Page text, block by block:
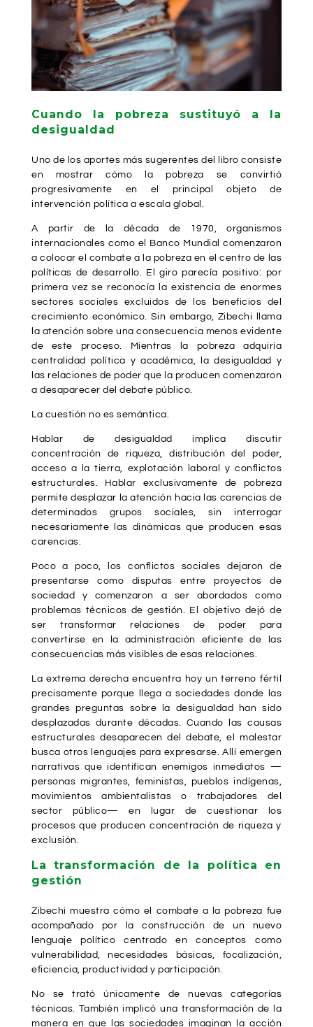
Cuando la pobreza sustituyó a la
desigualdad
Uno de los aportes más sugerentes del libro consiste
en mostrar cómo la pobreza se convirtió
progresivamente en el principal objeto de
intervención política a escala global.
A partir de la década de 1970, organismos
internacionales como el Banco Mundial comenzaron
a colocar el combate a la pobreza en el centro de las
políticas de desarrollo. El giro parecía positivo: por
primera vez se reconocía la existencia de enormes
sectores sociales excluidos de los beneficios del
crecimiento económico. Sin embargo, Zibechi llama
la atención sobre una consecuencia menos evidente
de este proceso. Mientras la pobreza adquiría
centralidad política y académica, la desigualdad y
las relaciones de poder que la producen comenzaron
a desaparecer del debate público.
La cuestión no es semántica.
Hablar de desigualdad implica discutir
concentración de riqueza, distribución del poder,
acceso a la tierra, explotación laboral y conflictos
estructurales. Hablar exclusivamente de pobreza
permite desplazar la atención hacia las carencias de
determinados grupos sociales, sin interrogar
necesariamente las dinámicas que producen esas
carencias.
Poco a poco, los conflictos sociales dejaron de
presentarse como disputas entre proyectos de
sociedad y comenzaron a ser abordados como
problemas técnicos de gestión. El objetivo dejó de
ser transformar relaciones de poder para
convertirse en la administración eficiente de las
consecuencias más visibles de esas relaciones.
La extrema derecha encuentra hoy un terreno fértil
precisamente porque llega a sociedades donde las
grandes preguntas sobre la desigualdad han sido
desplazadas durante décadas. Cuando las causas
estructurales desaparecen del debate, el malestar
busca otros lenguajes para expresarse. Allí emergen
narrativas que identifican enemigos inmediatos —
personas migrantes, feministas, pueblos indígenas,
movimientos ambientalistas o trabajadores del
sector público— en lugar de cuestionar los
procesos que producen concentración de riqueza y
exclusión.
La transformación de la política en
gestión
Zibechi muestra cómo el combate a la pobreza fue
acompañado por la construcción de un nuevo
lenguaje político centrado en conceptos como
vulnerabilidad, necesidades básicas, focalización,
eficiencia, productividad y participación.
No se trató únicamente de nuevas categorías
técnicas. También implicó una transformación de la
manera en que las sociedades imaginan la acción